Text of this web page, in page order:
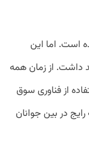
است. اما این
داشت. از زمان همه
از فناوری سوق
در بین جوانان